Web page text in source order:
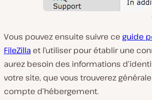
Vous pouvez ensuite suivre ce guide
FileZilla et l’utiliser pour établir une
aurez besoin des informations
votre site, que vous trouverez
compte d’hébergement.